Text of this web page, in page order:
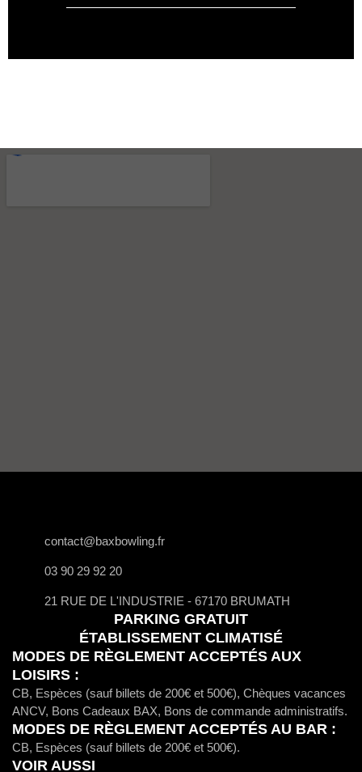
contact@baxbowling.fr
03 90 29 92 20
21 RUE DE L'INDUSTRIE - 67170 BRUMATH
PARKING GRATUIT
ÉTABLISSEMENT CLIMATISÉ
MODES DE RÈGLEMENT ACCEPTÉS AUX
LOISIRS :
CB, Espèces (sauf billets de 200€ et 500€), Chèques vacances
ANCV, Bons Cadeaux BAX, Bons de commande administratifs.
MODES DE RÈGLEMENT ACCEPTÉS AU BAR :
CB, Espèces (sauf billets de 200€ et 500€).
VOIR AUSSI